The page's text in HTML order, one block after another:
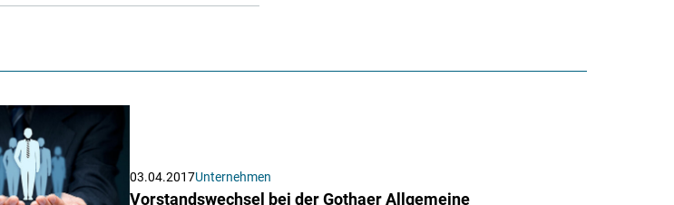
03.04.2017Unternehmen
Vorstandswechsel bei der Gothaer Allgemeine